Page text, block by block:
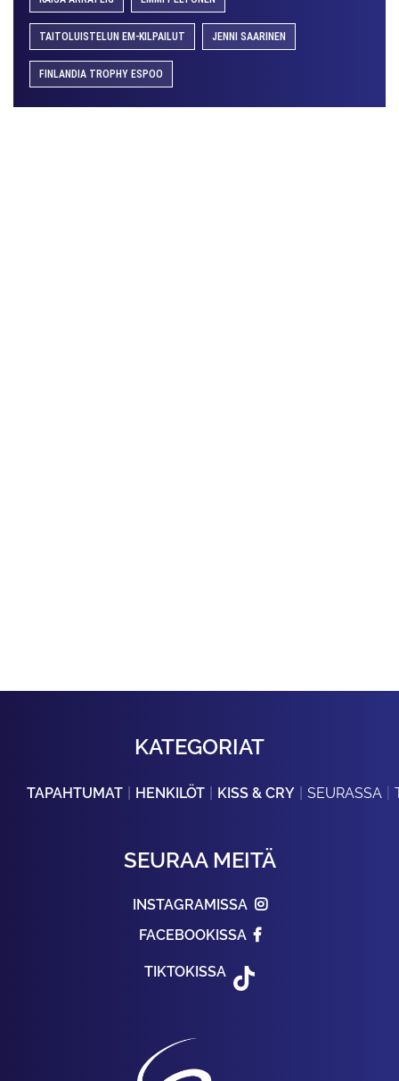
TAITOLUISTELUN EM-KILPAILUT JENNI SAARINEN
FINLANDIA TROPHY ESPOO
KATEGORIAT
TAPAHTUMAT HENKILÖT KISS & CRY SEURASSA
SEURAA MEITÄ
INSTAGRAMISSA
FACEBOOKISSA
TIKTOKISSA